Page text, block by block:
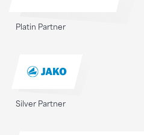
Platin Partner
Silver Partner